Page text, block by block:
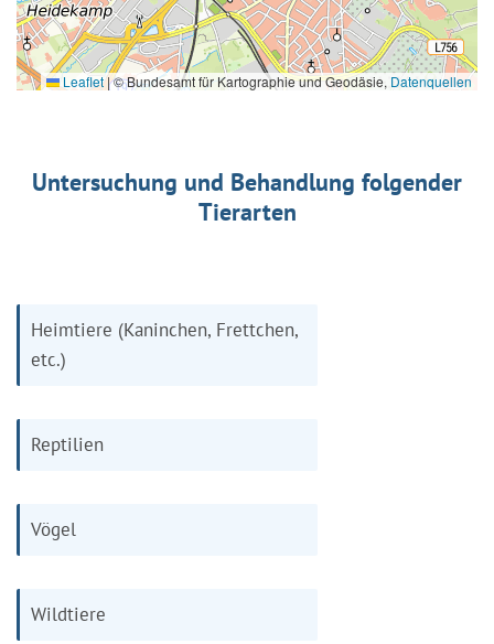
Leaflet |© Bundesamt für Kartographie und Geodäsie, Datenquellen
Untersuchung und Behandlung folgender
Tierarten
Heimtiere (Kaninchen, Frettchen,
etc.)
Reptilien
Vögel
Wildtiere